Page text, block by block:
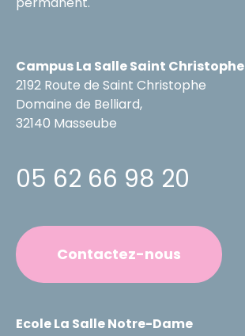
Campus La Salle Saint Christophe
2192 Route de Saint Christophe
Domaine de Belliard,
32140 Masseube
05 62 66 98 20
Contactez-nous
Ecole La Salle Notre-Dame